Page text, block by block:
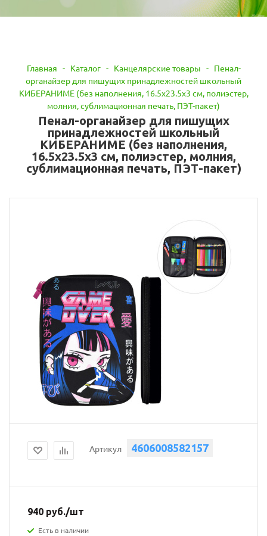
Главная - Каталог - Канцелярские товары - Пенал-
органайзер для пишущих принадлежностей школьный
КИБЕРАНИМЕ (без наполнения, 16.5х23.5х3 см, полиэстер,
молния, сублимационная печать, ПЭТ-пакет)
Пенал-органайзер для пишущих
принадлежностей школьный
КИБЕРАНИМЕ (без наполнения,
16.5х23.5х3 см, полиэстер, молния,
сублимационная печать, ПЭТ-пакет)
Артикул 4606008582157
940 руб./шт
Есть в наличии